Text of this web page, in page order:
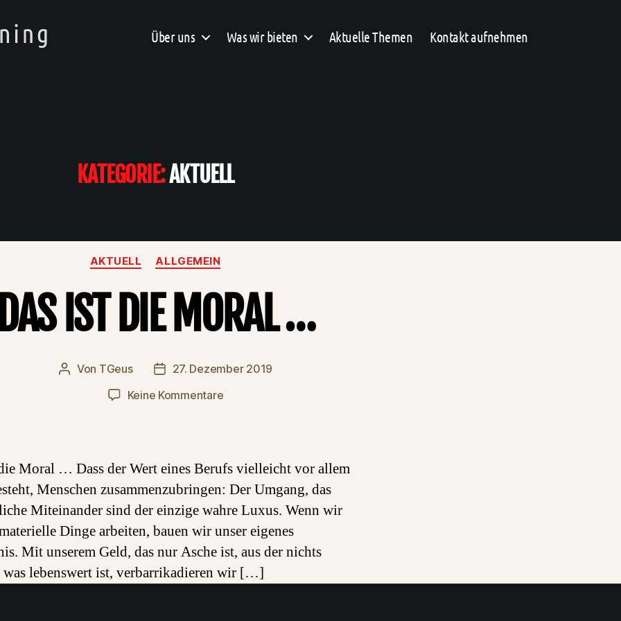
Über uns Was wir bieten Aktuelle Themen Kontakt aufnehmen
KATEGORIE:AKTUELL
Kategorien
AKTUELL ALLGEMEIN
IST DIE MORAL …
Beitragsautor
Von TGeus Beitragsdatum
27. Dezember 2019
Keine Kommentarezu
Moral
…
Moral … Dass der Wert eines Berufs vielleicht vor allem
Menschen zusammenzubringen: Der Umgang, das
Miteinander sind der einzige wahre Luxus. Wenn wir
Dinge arbeiten, bauen wir unser eigenes
Mit unserem Geld, das nur Asche ist, aus der nichts
was lebenswert ist, verbarrikadieren wir […]